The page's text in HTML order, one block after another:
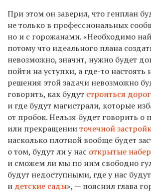
При этом он заверил, что генплан
не только в профессиональных
но и с горожанами. «Необходимо
потому что идеального плана
невозможно, значит, нужно будет
пойти на уступки, а где-то настоять
решения этой задачи невозможно
говорить, как будут строиться
и где будут магистрали, которые
от пробок. Нельзя будет говорить
или прекращенииточечной
насколько плотной вообще будет
о том, будут ли у нас открытые
и сможем ли мы по ним свободно
будут недоступными, где у нас
и детские сады», — пояснил глава